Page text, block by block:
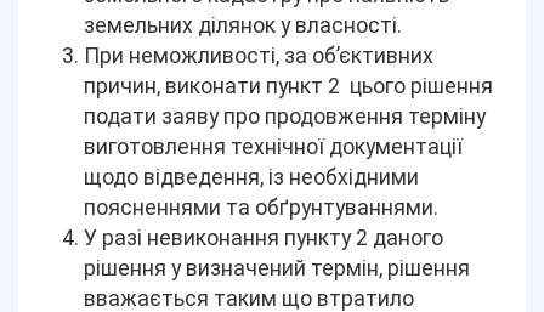
земельних ділянок у власності.
При неможливості, за об’єктивних
причин, виконати пункт 2 цього рішення
подати заяву про продовження терміну
виготовлення технічної документації
щодо відведення, із необхідними
поясненнями та обґрунтуваннями.
У разі невиконання пункту 2 даного
рішення у визначений термін, рішення
вважається таким що втратило